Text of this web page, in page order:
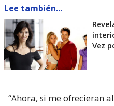
Lee también...
Vez
“Ahora, si me ofrecieran